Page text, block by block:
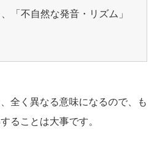
「不自然な発音・リズム」
全く異なる意味になるので、も
ることは大事です。